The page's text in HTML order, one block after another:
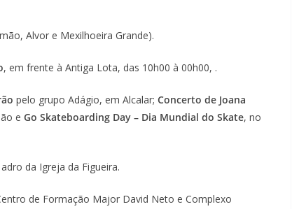
Alvor e Mexilhoeira Grande).
, em frente à Antiga Lota, das 10h00 à 00h00, .
pelo grupo Adágio, em Alcalar; Concerto de Joana
e Go Skateboarding Day – Dia Mundial do Skate, no
da Igreja da Figueira.
de Formação Major David Neto e Complexo